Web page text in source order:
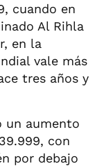
cuando en
Al Rihla
en la
vale más
tres años y
aumento
con
por debajo